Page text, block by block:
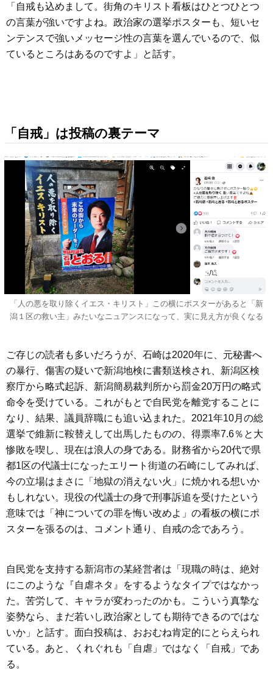
「自戒も込めまして。街角のキリスト看板はひとつひとつ
の言葉が強いですよね。政治家の選挙ポスターも、短いセ
ンテンスで強いメッセージ性の言葉を選んでいるので、似
ているところはあるのですよ」と話す。
「自戒」は投稿の裏テーマ
「人の悪を取り除くイエス・キリスト」この横にポスターがあると「新
潟１区の救い主」みたいなニュアンスになって、実に見え方が良くなる
ご存じの読者も多いだろうが、石崎は2020年に、元秘書へ
の暴行、傷害の疑いで新潟地検に書類送検され、新潟区検
察庁から略式起訴、新潟簡易裁判所から罰金20万円の略式
命令を受けている。これがもとで自民党を離党することに
なり、結果、議員辞職にも追い込まれた。2021年10月の総
選挙で維新に鞍替えして出馬したものの、得票率7.6％と大
惨敗を喫し、現在は浪人の身である。財務省から20代で県
都1区の代議士になったエリート街道の石崎にしてみれば、
今の立場はまさに「地獄の消えない火」に焼かれる想いか
もしれない。現役の代議士の身で刑事訴追を受けたという
意味では「神についての罪を悔い改めよ」の看板の横にポ
スターを張るのは、コメント通り、自戒の念であろう。
自民党を支持する新潟市の某経営者は「現職の時は、絶対
にこのような『自虐ネタ』をするようなタイプではなかっ
た。苦労して、キャラが変わったのかも。こういう真摯な
姿勢なら、まだ若いし政治家としても期待できるのではな
いか」と話す。面白投稿は、おおむね肯定的にとらえられ
ている。あと、くれぐれも「自虐」ではなく「自戒」であ
る。